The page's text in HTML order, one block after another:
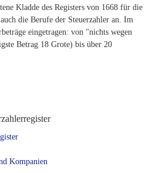
Kladde des Registers von 1668 für die
die Berufe der Steuerzahler an. Im
eingetragen: von "nichts wegen
Betrag 18 Grote) bis über 20
Kompanien